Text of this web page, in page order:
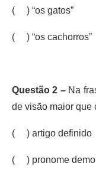
( ) “os gatos”
( ) “os cachorros”
Questão 2 –Na
de visão maior que
( ) artigo definido
( ) pronome